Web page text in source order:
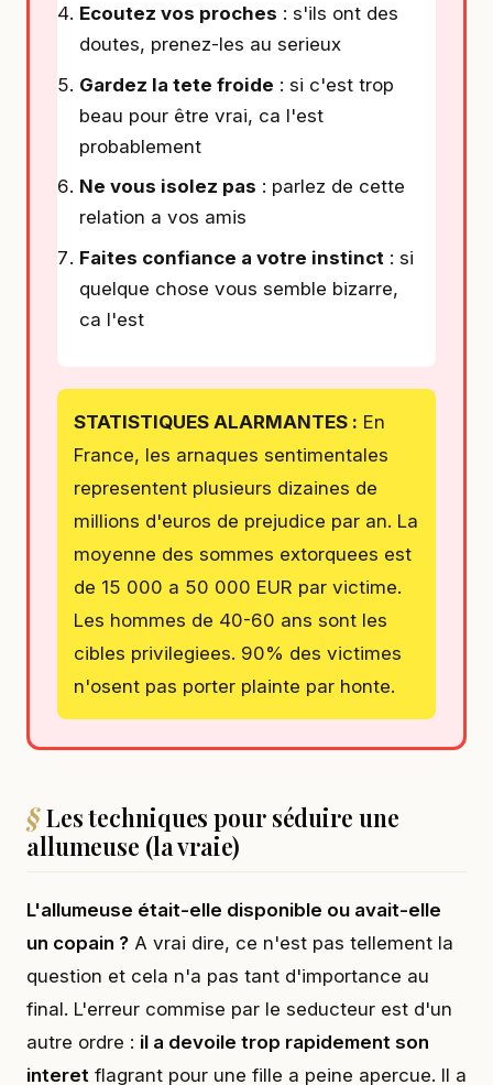
Ecoutez vos proches : s'ils ont des
doutes, prenez-les au serieux
Gardez la tete froide : si c'est trop
beau pour être vrai, ca l'est
probablement
Ne vous isolez pas : parlez de cette
relation a vos amis
Faites confiance a votre instinct : si
quelque chose vous semble bizarre,
ca l'est
STATISTIQUES ALARMANTES : En
France, les arnaques sentimentales
representent plusieurs dizaines de
millions d'euros de prejudice par an. La
moyenne des sommes extorquees est
de 15 000 a 50 000 EUR par victime.
Les hommes de 40-60 ans sont les
cibles privilegiees. 90% des victimes
n'osent pas porter plainte par honte.
Les techniques pour séduire une
allumeuse (la vraie)
L'allumeuse était-elle disponible ou avait-elle
un copain ? A vrai dire, ce n'est pas tellement la
question et cela n'a pas tant d'importance au
final. L'erreur commise par le seducteur est d'un
autre ordre : il a devoile trop rapidement son
interet flagrant pour une fille a peine apercue. Il a